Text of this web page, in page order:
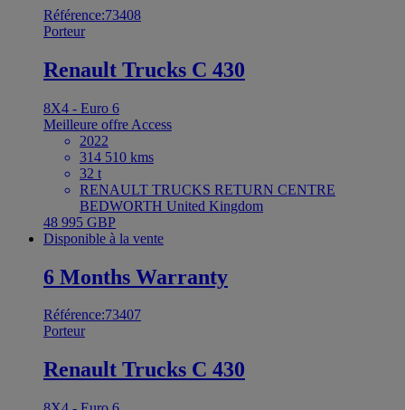
Référence:73408
Porteur
Renault Trucks C 430
8X4 - Euro 6
Meilleure offre Access
2022
314 510 kms
32 t
RENAULT TRUCKS RETURN CENTRE
BEDWORTH United Kingdom
48 995 GBP
Disponible à la vente
6 Months Warranty
Référence:73407
Porteur
Renault Trucks C 430